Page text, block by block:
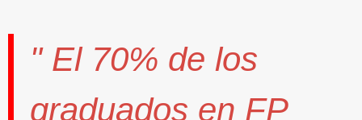
" El 70% de los
graduados en FP